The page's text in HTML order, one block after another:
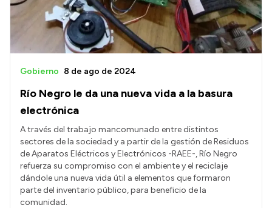
Río Negro le da una nueva vida a la basura
electrónica
Gobierno 8 de ago de 2024
A través del trabajo mancomunado entre distintos
sectores de la sociedad y a partir de la gestión de Residuos
de Aparatos Eléctricos y Electrónicos -RAEE-, Río Negro
refuerza su compromiso con el ambiente y el reciclaje
dándole una nueva vida útil a elementos que formaron
parte del inventario público, para beneficio de la
comunidad.